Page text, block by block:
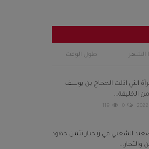
الشهر طول الوقت
التي اذلت الحجاج بن يوسف
الخليفة...
0
119
الشعبي في زنجبار تثمن جهود
والتجار...